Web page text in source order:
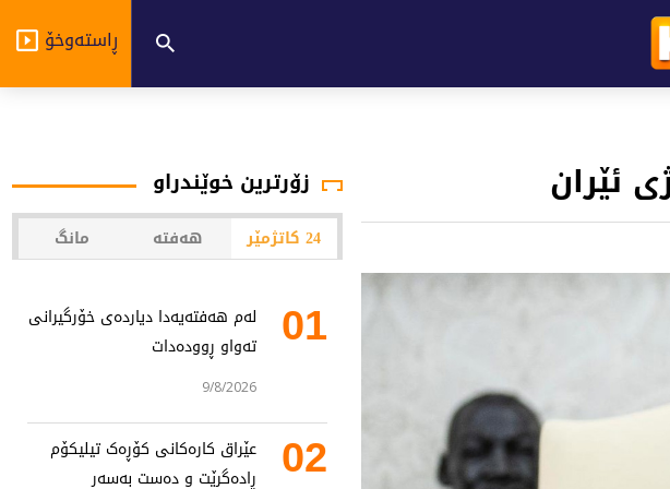
ڕاستەوخۆ
ئێران زۆرترین خوێندراو
24 کاتژمێر هەفتە مانگ
01
لەم هەفتەیەدا دیاردەی خۆرگیرانی
تەواو ڕوودەدات
9/8/2026
02
عێراق کارەکانی کۆڕەک تیلیکۆم
ڕادەگرێت و دەست بەسەر